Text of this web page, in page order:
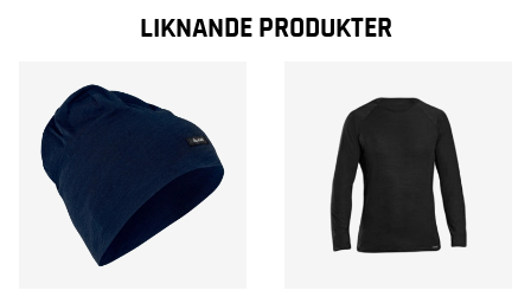
LIKNANDE PRODUKTER